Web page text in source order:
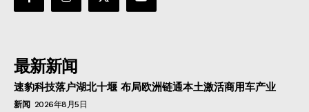
最新新闻
速豹科技落户湖北十堰 布局欧洲链通本土激活商用车产业
新闻 2026年8月5日